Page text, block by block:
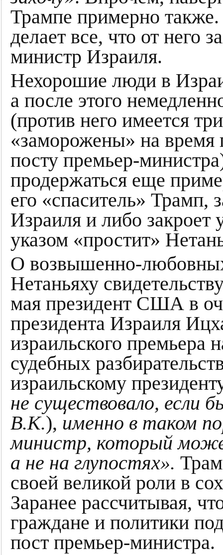
Трампе примерно
делает все, что от него
министр Израиля.
Нехорошие люди в
а после этого
(против него имеется
«заморожены» на время
посту премьер-
продержаться еще
его «спаситель» Трамп,
Израиля и либо закроет
указом «простит»
О возвышенно-
Нетаньяху
мая президент США в
президента Израиля
израильского
судебных
израильскому
не существовало, если
В.К.), именно в таком
министр, который
а не на глупостях».
своей великой роли в
Заранее рассчитывая,
граждане и политики
пост премьер-министра.